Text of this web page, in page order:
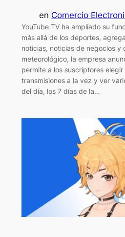
en Comercio
YouTube TV ha ampliado su
más allá de los deportes,
noticias, noticias de negocios y
meteorológico, la empresa
permite a los suscriptores
transmisiones a la vez y ver
del día, los 7 días de la…